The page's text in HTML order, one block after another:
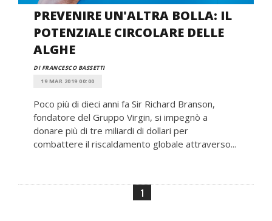
PREVENIRE UN'ALTRA BOLLA: IL
POTENZIALE CIRCOLARE DELLE
ALGHE
DI FRANCESCO BASSETTI
19 MAR 2019 00:00
Poco più di dieci anni fa Sir Richard Branson,
fondatore del Gruppo Virgin, si impegnò a
donare più di tre miliardi di dollari per
combattere il riscaldamento globale attraverso...
1